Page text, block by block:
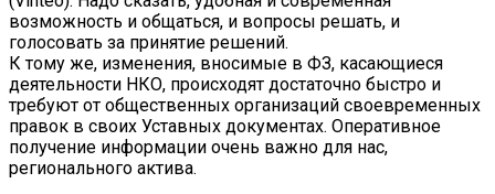
возможность и общаться, и вопросы решать, и
голосовать за принятие решений.
К тому же, изменения, вносимые в ФЗ, касающиеся
деятельности НКО, происходят достаточно быстро и
требуют от общественных организаций своевременных
правок в своих Уставных документах. Оперативное
получение информации очень важно для нас,
регионального актива.